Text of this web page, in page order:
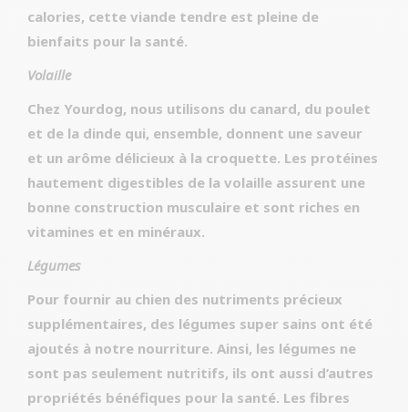
calories, cette viande tendre est pleine de
bienfaits pour la santé.
Volaille
Chez Yourdog, nous utilisons du canard, du poulet
et de la dinde qui, ensemble, donnent une saveur
et un arôme délicieux à la croquette. Les protéines
hautement digestibles de la volaille assurent une
bonne construction musculaire et sont riches en
vitamines et en minéraux.
Légumes
Pour fournir au chien des nutriments précieux
supplémentaires, des légumes super sains ont été
ajoutés à notre nourriture. Ainsi, les légumes ne
sont pas seulement nutritifs, ils ont aussi d’autres
propriétés bénéfiques pour la santé. Les fibres